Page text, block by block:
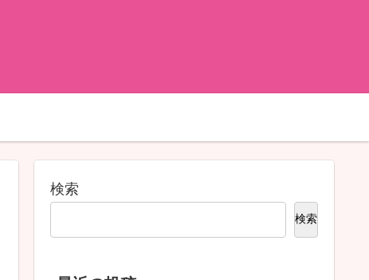
検索
検索